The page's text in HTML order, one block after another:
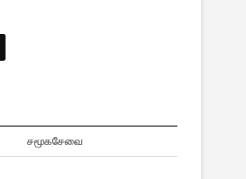
சமூகசேவை